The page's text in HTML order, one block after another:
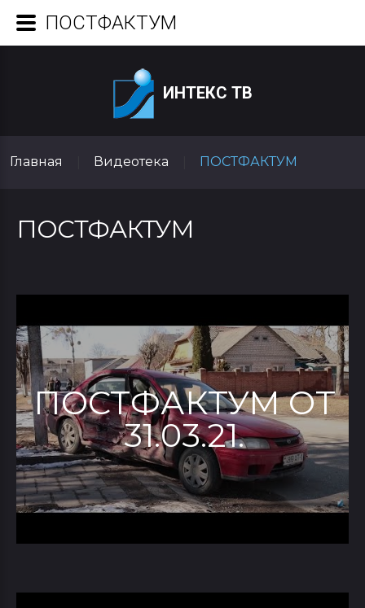
ИНТЕКС ТВ
Главная Видеотека ПОСТФАКТУМ
ПОСТФАКТУМ
ПОСТФАКТУМ ОТ
31.03.21.
ПОСТФАКТУМ